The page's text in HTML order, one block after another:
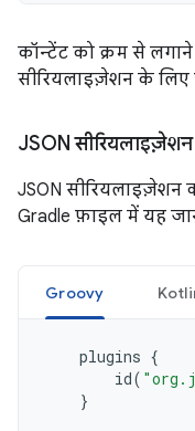
कॉन्टेंट को क्रम से लगाने
सीरियलाइज़ेशन के लिए
JSON सीरियलाइज़ेशन
JSON
Gradle फ़ाइल में यह
Groovy
plugins {
id(
}